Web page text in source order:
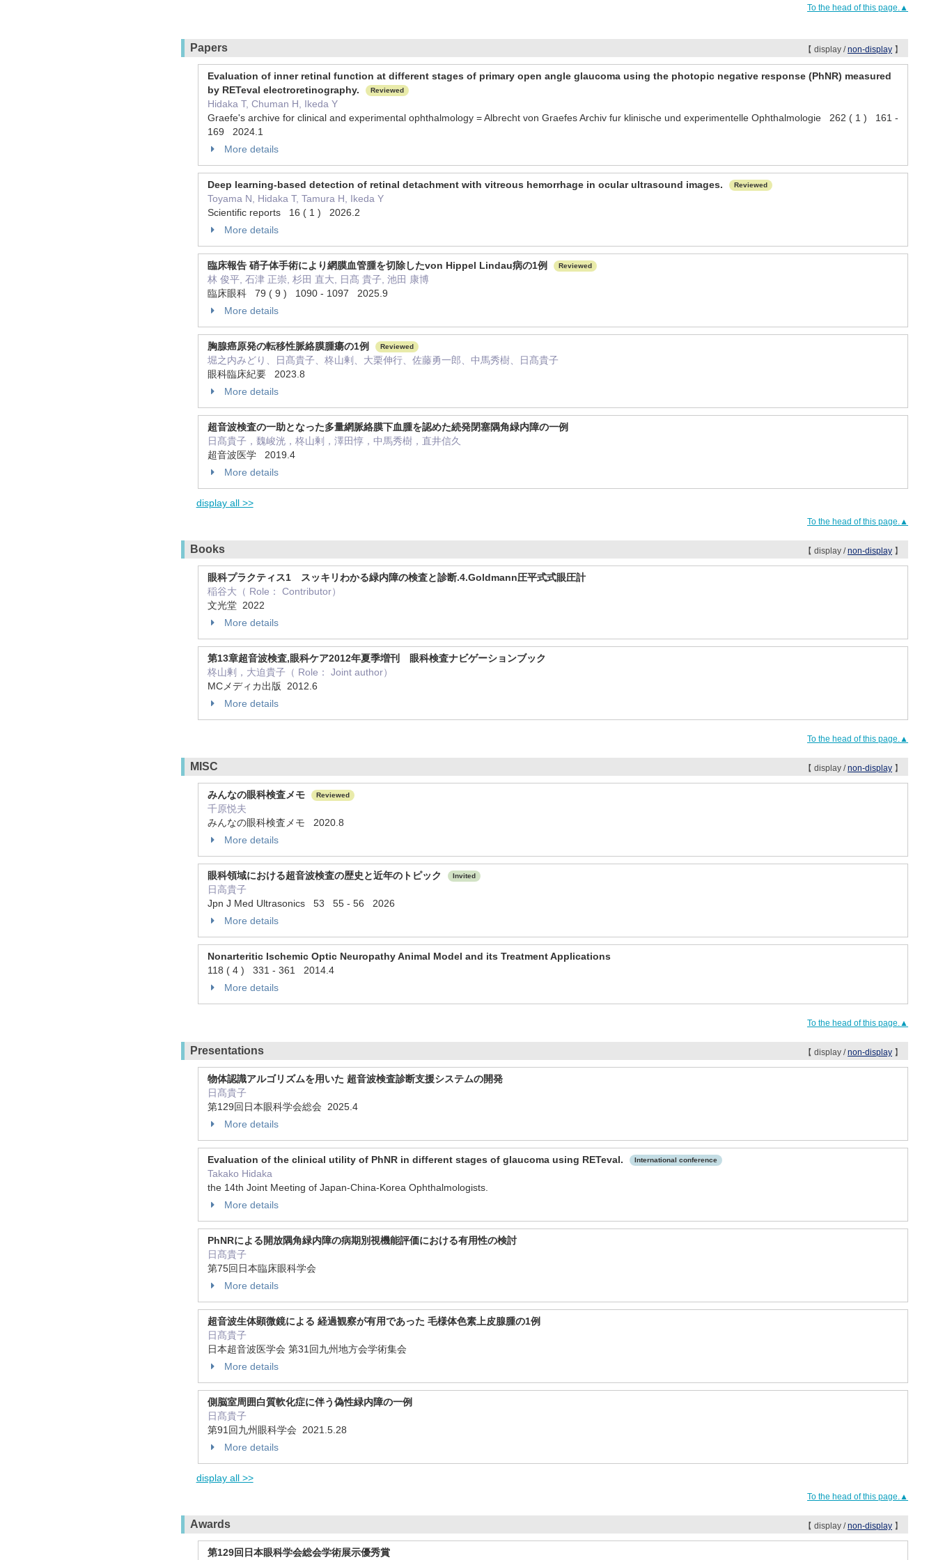
To the head of this page.▲
Papers 【 display /non-display 】
Evaluation of inner retinal function at different stages of primary open angle glaucoma using the photopic negative response (PhNR) measured
by RETeval electroretinography.
Reviewed
Hidaka T, Chuman H, Ikeda Y
Graefe's archive for clinical and experimental ophthalmology = Albrecht von Graefes Archiv fur klinische und experimentelle Ophthalmologie 262 ( 1 ) 161 -
169 2024.1
More details
Deep learning-based detection of retinal detachment with vitreous hemorrhage in ocular ultrasound images. Reviewed
Toyama N, Hidaka T, Tamura H, Ikeda Y
Scientific reports 16 ( 1 ) 2026.2
More details
臨床報告 硝子体手術により網膜血管腫を切除したvon Hippel Lindau病の1例 Reviewed
林 俊平, 石津 正崇, 杉田 直大, 日髙 貴子, 池田 康博
臨床眼科 79 ( 9 ) 1090 - 1097 2025.9
More details
胸腺癌原発の転移性脈絡膜腫瘍の1例 Reviewed
堀之内みどり、日髙貴子、柊山剰、大栗伸行、佐藤勇一郎、中馬秀樹、日髙貴子
眼科臨床紀要 2023.8
More details
超音波検査の一助となった多量網脈絡膜下血腫を認めた続発閉塞隅角緑内障の一例
日髙貴子，魏峻洸，柊山剰，澤田惇，中馬秀樹，直井信久
超音波医学 2019.4
More details
display all >>
To the head of this page.▲
Books 【 display /non-display 】
眼科プラクティス1 スッキリわかる緑内障の検査と診断.4.Goldmann圧平式式眼圧計
稲谷大（ Role： Contributor）
文光堂 2022
More details
第13章超音波検査,眼科ケア2012年夏季増刊 眼科検査ナビゲーションブック
柊山剰，大迫貴子（ Role： Joint author）
MCメディカ出版 2012.6
More details
To the head of this page.▲
MISC 【 display /non-display 】
みんなの眼科検査メモ Reviewed
千原悦夫
みんなの眼科検査メモ 2020.8
More details
眼科領域における超音波検査の歴史と近年のトピック Invited
日高貴子
Jpn J Med Ultrasonics 53 55 - 56 2026
More details
Nonarteritic Ischemic Optic Neuropathy Animal Model and its Treatment Applications
118 ( 4 ) 331 - 361 2014.4
More details
To the head of this page.▲
Presentations 【 display /non-display 】
物体認識アルゴリズムを用いた 超音波検査診断支援システムの開発
日髙貴子
第129回日本眼科学会総会 2025.4
More details
Evaluation of the clinical utility of PhNR in different stages of glaucoma using RETeval. International conference
Takako Hidaka
the 14th Joint Meeting of Japan-China-Korea Ophthalmologists.
More details
PhNRによる開放隅角緑内障の病期別視機能評価における有用性の検討
日髙貴子
第75回日本臨床眼科学会
More details
超音波生体顕微鏡による 経過観察が有用であった 毛様体色素上皮腺腫の1例
日髙貴子
日本超音波医学会 第31回九州地方会学術集会
More details
側脳室周囲白質軟化症に伴う偽性緑内障の一例
日髙貴子
第91回九州眼科学会 2021.5.28
More details
display all >>
To the head of this page.▲
Awards 【 display /non-display 】
第129回日本眼科学会総会学術展示優秀賞